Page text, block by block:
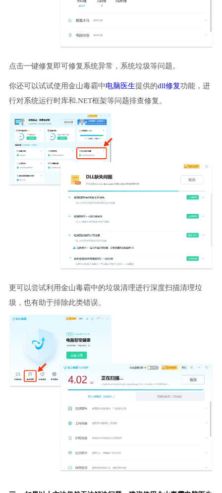
点击一键修复即可修复系统异常，系统垃圾等问题。
你还可以试试使用金山毒霸中电脑医生提供的dll修复功能，进
行对系统运行时库和.NET框架等问题排查修复。
更可以尝试利用金山毒霸中的垃圾清理进行深度扫描清理垃
圾，也有助于排除此类错误。